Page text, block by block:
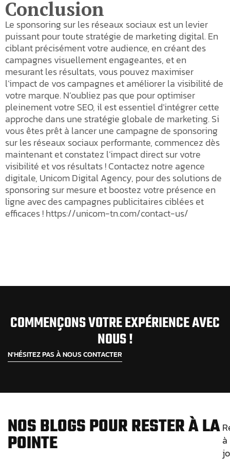
Conclusion
Le sponsoring sur les réseaux sociaux est un levier
puissant pour toute stratégie de marketing digital. En
ciblant précisément votre audience, en créant des
campagnes visuellement engageantes, et en
mesurant les résultats, vous pouvez maximiser
l’impact de vos campagnes et améliorer la visibilité de
votre marque. N’oubliez pas que pour optimiser
pleinement votre SEO, il est essentiel d’intégrer cette
approche dans une stratégie globale de marketing. Si
vous êtes prêt à lancer une campagne de sponsoring
sur les réseaux sociaux performante, commencez dès
maintenant et constatez l’impact direct sur votre
visibilité et vos résultats ! Contactez notre agence
digitale, Unicom Digital Agency, pour des solutions de
sponsoring sur mesure et boostez votre présence en
ligne avec des campagnes publicitaires ciblées et
efficaces ! https://unicom-tn.com/contact-us/
COMMENÇONS VOTRE EXPÉRIENCE AVEC
NOUS !
N'HÉSITEZ PAS À NOUS CONTACTER
NOS BLOGS POUR RESTER À LA
POINTE
à